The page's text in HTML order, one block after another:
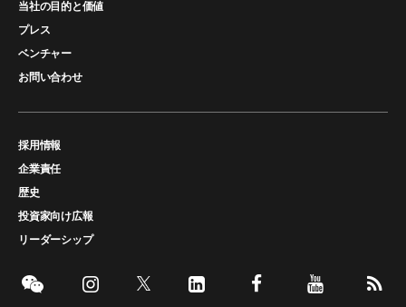
当社の目的と価値
プレス
ベンチャー
お問い合わせ
採用情報
企業責任
歴史
投資家向け広報
リーダーシップ